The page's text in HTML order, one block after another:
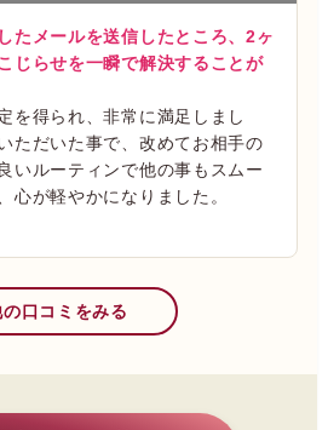
たメールを送信したところ、2ヶ
じらせを一瞬で解決することが
を得られ、非常に満足しまし
ただいた事で、改めてお相手の
いルーティンで他の事もスムー
心が軽やかになりました。
の口コミをみる